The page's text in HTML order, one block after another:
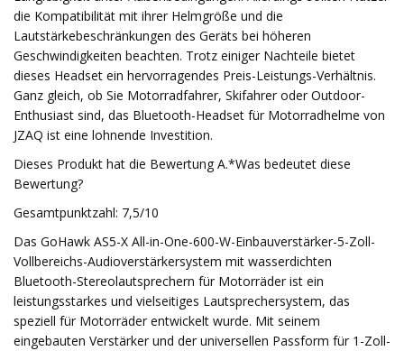
die Kompatibilität mit ihrer Helmgröße und die
Lautstärkebeschränkungen des Geräts bei höheren
Geschwindigkeiten beachten. Trotz einiger Nachteile bietet
dieses Headset ein hervorragendes Preis-Leistungs-Verhältnis.
Ganz gleich, ob Sie Motorradfahrer, Skifahrer oder Outdoor-
Enthusiast sind, das Bluetooth-Headset für Motorradhelme von
JZAQ ist eine lohnende Investition.
Dieses Produkt hat die Bewertung A.*Was bedeutet diese
Bewertung?
Gesamtpunktzahl: 7,5/10
Das GoHawk AS5-X All-in-One-600-W-Einbauverstärker-5-Zoll-
Vollbereichs-Audioverstärkersystem mit wasserdichten
Bluetooth-Stereolautsprechern für Motorräder ist ein
leistungsstarkes und vielseitiges Lautsprechersystem, das
speziell für Motorräder entwickelt wurde. Mit seinem
eingebauten Verstärker und der universellen Passform für 1-Zoll-